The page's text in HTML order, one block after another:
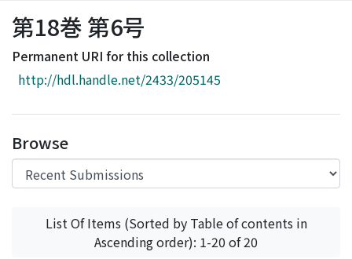
Browse
Download Ranking
Access Statistics
第18巻 第6号
Permanent URI for this collection
http://hdl.handle.net/2433/205145
Browse
List Of Items (Sorted by Table of contents in
Ascending order): 1-20 of 20